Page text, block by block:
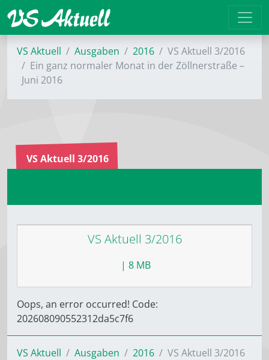
VS Aktuell Ausgaben 2016
VS Aktuell 3/2016
Ein ganz normaler Monat in der Zöllnerstraße –
Juni 2016
VS Aktuell 3/2016
VS Aktuell 3/2016
| 8 MB
Oops, an error occurred! Code:
202608090552312da5c7f6
VS Aktuell Ausgaben 2016
VS Aktuell 3/2016